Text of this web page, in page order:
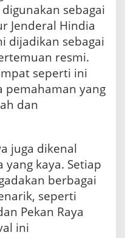
sebagai
Jenderal Hindia
dijadikan sebagai
resmi.
seperti ini
pemahaman yang
dan
juga dikenal
kaya. Setiap
berbagai
seperti
Pekan Raya
ini